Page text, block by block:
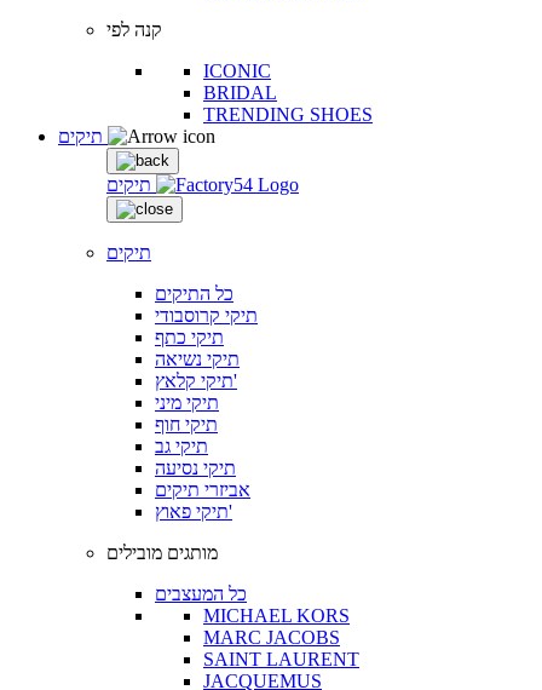
קנה לפי
ICONIC
BRIDAL
TRENDING SHOES
תיקים
תיקים
כל התיקים
תיקי קרוסבודי
תיקי כתף
תיקי נשיאה
תיקי קלאץ'
תיקי מיני
תיקי חוף
תיקי גב
תיקי נסיעה
אביזרי תיקים
תיקי פאוץ'
מותגים מובילים
כל המעצבים
MICHAEL KORS
MARC JACOBS
SAINT LAURENT
JACQUEMUS